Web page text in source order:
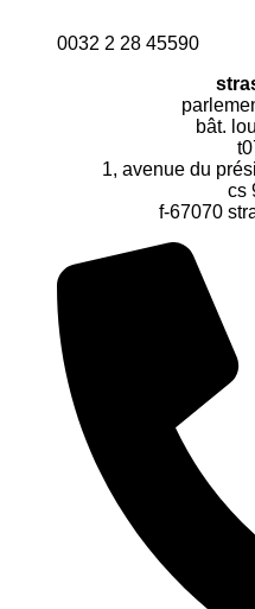
0032 2 28 45590
bât.
1, avenue du
cs
f-67070